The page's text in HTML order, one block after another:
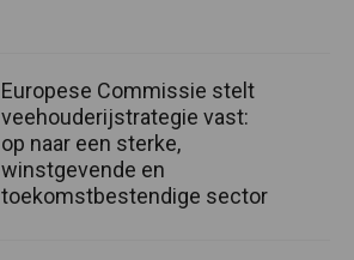
Europese Commissie stelt
veehouderijstrategie vast:
op naar een sterke,
winstgevende en
toekomstbestendige sector